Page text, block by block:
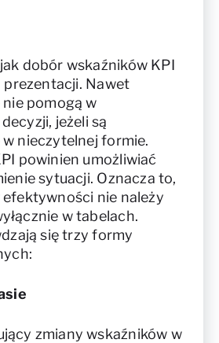
dobór wskaźników KPI
prezentacji. Nawet
pomogą w
jeżeli są
nieczytelnej formie.
powinien umożliwiać
sytuacji. Oznacza to,
nie należy
w tabelach.
się trzy formy
zmiany wskaźników w